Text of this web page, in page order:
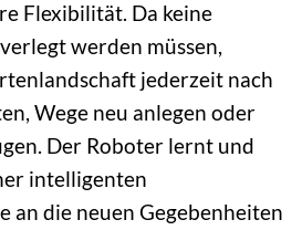
Flexibilität. Da keine
werden müssen,
jederzeit nach
Wege neu anlegen oder
Der Roboter lernt und
intelligenten
an die neuen Gegebenheiten